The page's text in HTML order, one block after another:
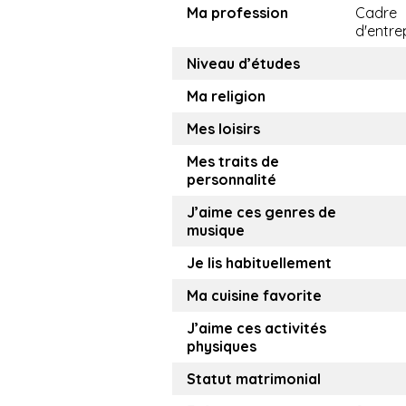
Ma profession
Cadre
Niveau d’études
Ma religion
Mes loisirs
Mes traits de
personnalité
J’aime ces genres de
musique
Je lis habituellement
Ma cuisine favorite
J’aime ces activités
physiques
Statut matrimonial